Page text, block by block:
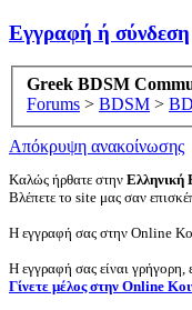
Εγγραφή ή σύνδεση
Greek BDSM
Forums > BDSM >
Απόκρυψη ανακοίνωσης
Καλώς ήρθατε στην Ελληνική
Βλέπετε το site μας σαν
Η εγγραφή σας στην Online
Η εγγραφή σας είναι γρήγορη,
Γίνετε μέλος στην Online